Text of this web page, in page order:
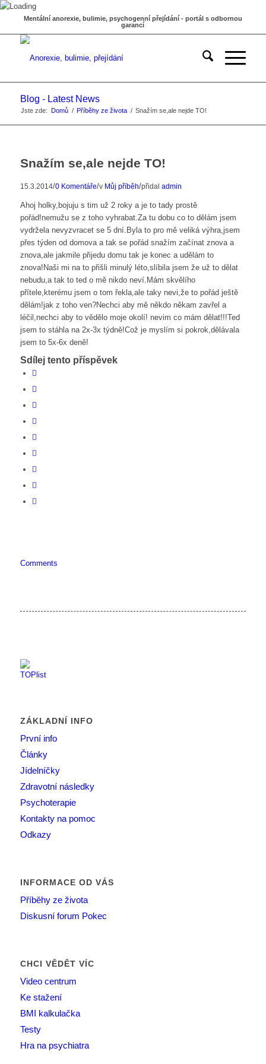
Mentální anorexie, bulimie, psychogenní přejídání - portál s odbornou
garancí
Blog - Latest News
Jste zde: Domů / Příběhy ze života / Snažím se,ale nejde TO!
Snažím se,ale nejde TO!
15.3.2014/0 Komentáře/v Můj příběh/přidal admin
Ahoj holky,bojuju s tim už 2 roky a je to tady prostě
pořád!nemužu se z toho vyhrabat.Za tu dobu co to dělám jsem
vydržela nevyzvracet se 5 dní.Byla to pro mě veliká výhra,jsem
přes týden od domova a tak se pořád snažím začínat znova a
znova,ale jakmile přijedu domu tak je konec a udělám to
znova!Naši mi na to přišli minulý léto,slíbila jsem že už to dělat
nebudu,a tak to ted o mě nikdo neví.Mám skvělího
přítele,kterému jsem o tom řekla,ale taky nevi,že to pořád ještě
dělám!jak z toho ven?Nechci aby mě někdo někam zavřel a
léčil,nechci aby to vědělo moje okolí! nevim co mám dělat!!!Ted
jsem to stáhla na 2x-3x týdně!Což je myslím si pokrok,dělávala
jsem to 5x-6x deně!
Sdílej tento příspěvek
Comments
ZÁKLADNÍ INFO
První info
Články
Jídelníčky
Zdravotní následky
Psychoterapie
Kontakty na pomoc
Odkazy
INFORMACE OD VÁS
Příběhy ze života
Diskusní forum Pokec
CHCI VĚDĚT VÍC
Video centrum
Ke stažení
BMI kalkulačka
Testy
Hra na psychiatra